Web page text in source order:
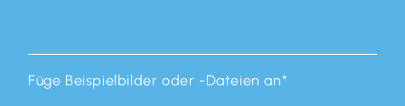
Füge Beispielbilder oder -Dateien an*